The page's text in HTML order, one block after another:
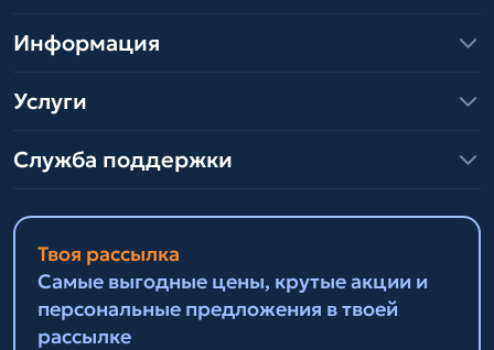
Информация
Услуги
Служба поддержки
Твоя рассылка
Самые выгодные цены, крутые акции и
персональные предложения в твоей
рассылке